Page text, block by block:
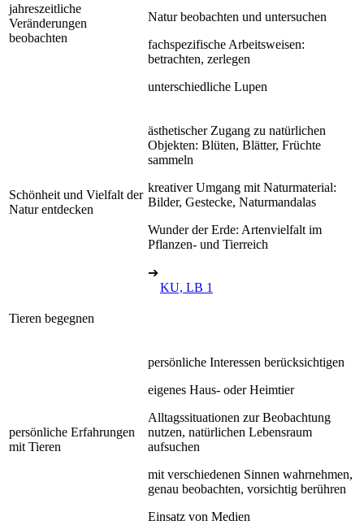
jahreszeitliche
Veränderungen
beobachten
Natur beobachten und untersuchen
fachspezifische Arbeitsweisen:
betrachten, zerlegen
unterschiedliche Lupen
Schönheit und Vielfalt der
Natur entdecken
ästhetischer Zugang zu natürlichen
Objekten: Blüten, Blätter, Früchte
sammeln
kreativer Umgang mit Naturmaterial:
Bilder, Gestecke, Naturmandalas
Wunder der Erde: Artenvielfalt im
Pflanzen- und Tierreich
➔
KU, LB 1
Tieren begegnen
persönliche Erfahrungen
mit Tieren
persönliche Interessen berücksichtigen
eigenes Haus- oder Heimtier
Alltagssituationen zur Beobachtung
nutzen, natürlichen Lebensraum
aufsuchen
mit verschiedenen Sinnen wahrnehmen,
genau beobachten, vorsichtig berühren
Einsatz von Medien